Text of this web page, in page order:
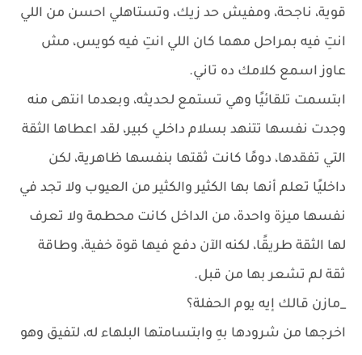
قوية، ناجحة، ومفيش حد زيك، وتستاهلي احسن من اللي
انتِ فيه بمراحل مهما كان اللي انتِ فيه كويس، مش
عاوز اسمع كلامك ده تاني.
ابتسمت تلقائيًا وهي تستمع لحديثه، وبعدما انتهى منه
وجدت نفسها تتنهد بسلام داخلي كبير، لقد اعطاها الثقة
التي تفقدها، دومًا كانت ثقتها بنفسها ظاهرية، لكن
داخليًا تعلم أنها بها الكثير والكثير من العيوب ولا تجد في
نفسها ميزة واحدة، من الداخل كانت محطمة ولا تعرف
لها الثقة طريقًا، لكنه الآن دفع فيها قوة خفية، وطاقة
ثقة لم تشعر بها من قبل.
_مازن قالك إيه يوم الحفلة؟
اخرجها من شرودها بهِ وابتسامتها البلهاء له، لتفيق وهو